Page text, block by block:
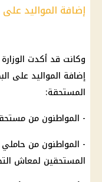
إضافة المواليد على
وكانت قد أكدت
إضافة المواليد على
المستحقة:
- المواطنون من
- المواطنون من حاملي
المستحقين لمعاش